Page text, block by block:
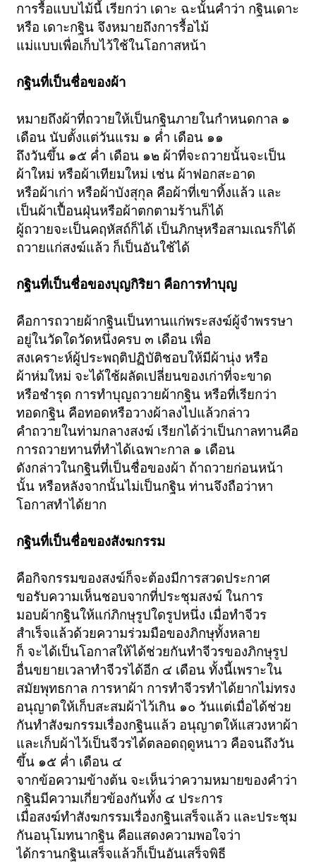
การรื้อแบบไม้นี้ เรียกว่า เดาะ ฉะนั้นคำว่า กฐินเดาะ
หรือ เดาะกฐิน จึงหมายถึงการรื้อไม้
แม่แบบเพื่อเก็บไว้ใช้ในโอกาสหน้า
กฐินที่เป็นชื่อของผ้า
หมายถึงผ้าที่ถวายให้เป็นกฐินภายในกำหนดกาล ๑
เดือน นับตั้งแต่วันแรม ๑ ค่ำ เดือน ๑๑
ถึงวันขึ้น ๑๕ ค่ำ เดือน ๑๒ ผ้าที่จะถวายนั้นจะเป็น
ผ้าใหม่ หรือผ้าเทียมใหม่ เช่น ผ้าฟอกสะอาด
หรือผ้าเก่า หรือผ้าบังสุกุล คือผ้าที่เขาทิ้งแล้ว และ
เป็นผ้าเปื้อนฝุ่นหรือผ้าตกตามร้านก็ได้
ผู้ถวายจะเป็นคฤหัสถ์ก็ได้ เป็นภิกษุหรือสามเณรก็ได้
ถวายแก่สงฆ์แล้ว ก็เป็นอันใช้ได้
กฐินที่เป็นชื่อของบุญกิริยา คือการทำบุญ
คือการถวายผ้ากฐินเป็นทานแก่พระสงฆ์ผู้จำพรรษา
อยู่ในวัดใดวัดหนึ่งครบ ๓ เดือน เพื่อ
สงเคราะห์ผู้ประพฤติปฏิบัติชอบให้มีผ้านุ่ง หรือ
ผ้าห่มใหม่ จะได้ใช้ผลัดเปลี่ยนของเก่าที่จะขาด
หรือชำรุด การทำบุญถวายผ้ากฐิน หรือที่เรียกว่า
ทอดกฐิน คือทอดหรือวางผ้าลงไปแล้วกล่าว
คำถวายในท่ามกลางสงฆ์ เรียกได้ว่าเป็นกาลทานคือ
การถวายทานที่ทำได้เฉพาะกาล ๑ เดือน
ดังกล่าวในกฐินที่เป็นชื่อของผ้า ถ้าถวายก่อนหน้า
นั้น หรือหลังจากนั้นไม่เป็นกฐิน ท่านจึงถือว่าหา
โอกาสทำได้ยาก
กฐินที่เป็นชื่อของสังฆกรรม
คือกิจกรรมของสงฆ์ก็จะต้องมีการสวดประกาศ
ขอรับความเห็นชอบจากที่ประชุมสงฆ์ ในการ
มอบผ้ากฐินให้แก่ภิกษุรูปใดรูปหนึ่ง เมื่อทำจีวร
สำเร็จแล้วด้วยความร่วมมือของภิกษุทั้งหลาย
ก็ จะได้เป็นโอกาสให้ได้ช่วยกันทำจีวรของภิกษุรูป
อื่นขยายเวลาทำจีวรได้อีก ๔ เดือน ทั้งนี้เพราะใน
สมัยพุทธกาล การหาผ้า การทำจีวรทำได้ยากไม่ทรง
อนุญาตให้เก็บสะสมผ้าไว้เกิน ๑๐ วันแต่เมื่อได้ช่วย
กันทำสังฆกรรมเรื่องกฐินแล้ว อนุญาตให้แสวงหาผ้า
และเก็บผ้าไว้เป็นจีวรได้ตลอดฤดูหนาว คือจนถึงวัน
ขึ้น ๑๕ ค่ำ เดือน ๔
จากข้อความข้างต้น จะเห็นว่าความหมายของคำว่า
กฐินมีความเกี่ยวข้องกันทั้ง ๔ ประการ
เมื่อสงฆ์ทำสังฆกรรมเรื่องกฐินเสร็จแล้ว และประชุม
กันอนุโมทนากฐิน คือแสดงความพอใจว่า
ได้กรานกฐินเสร็จแล้วก็เป็นอันเสร็จพิธี